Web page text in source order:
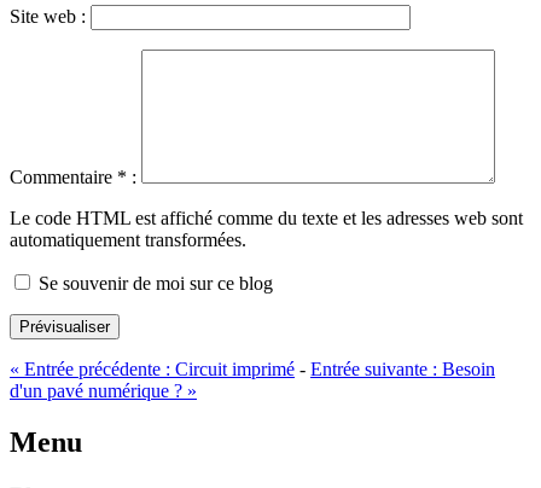
Site web :
Commentaire * :
Le code HTML est affiché comme du texte et les adresses web sont
automatiquement transformées.
Se souvenir de moi sur ce blog
Prévisualiser
« Entrée précédente : Circuit imprimé - Entrée suivante : Besoin
d'un pavé numérique ? »
Menu